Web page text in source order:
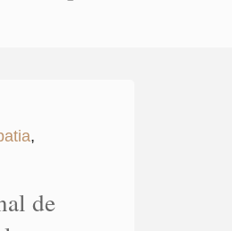
,
de